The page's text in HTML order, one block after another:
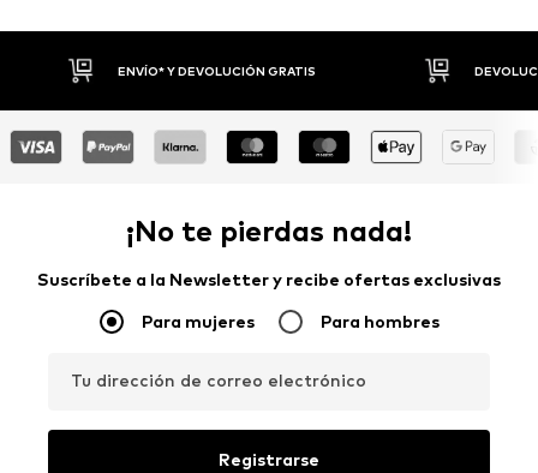
DEVOLUCIONES HASTA 30 DÍAS
¡No te pierdas nada!
Suscríbete a la Newsletter y recibe ofertas exclusivas
Para mujeres Para hombres
Tu dirección de correo electrónico
Registrarse